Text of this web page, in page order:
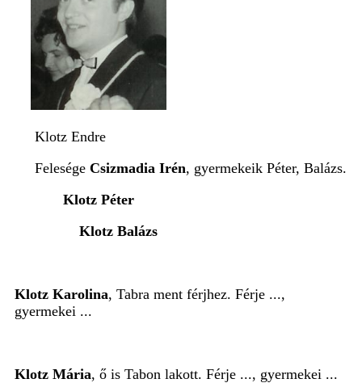
Klotz Endre
Felesége Csizmadia Irén, gyermekeik Péter, Balázs.
Klotz Péter
Klotz Balázs
Klotz Karolina, Tabra ment férjhez. Férje ...,
gyermekei ...
Klotz Mária, ő is Tabon lakott. Férje ..., gyermekei ...